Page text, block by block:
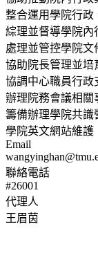
整合運用學院行政
綜理並督導學院內
處理並管控學院文
協助院長管理並培
協調中心職員行政
辦理院務會議相關
籌備辦理學院共識
學院英文網站維護
Email
聯絡電話
#26001
代理人
王眉茵